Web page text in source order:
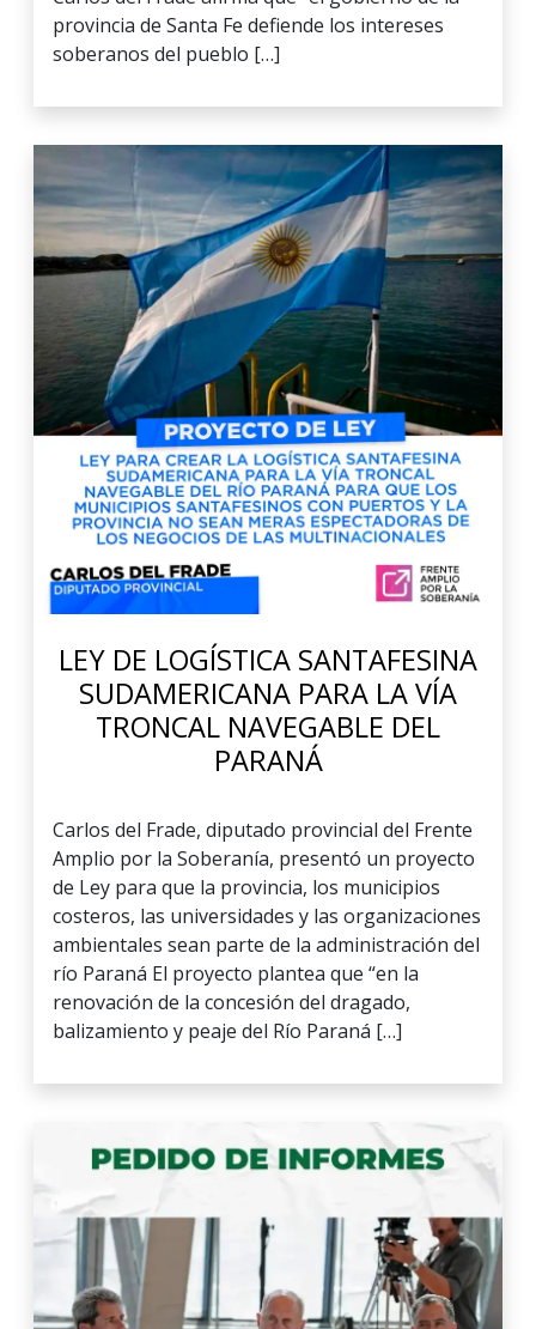
provincia de Santa Fe defiende los intereses
soberanos del pueblo […]
LEY DE LOGÍSTICA SANTAFESINA
SUDAMERICANA PARA LA VÍA
TRONCAL NAVEGABLE DEL
PARANÁ
Carlos del Frade, diputado provincial del Frente
Amplio por la Soberanía, presentó un proyecto
de Ley para que la provincia, los municipios
costeros, las universidades y las organizaciones
ambientales sean parte de la administración del
río Paraná El proyecto plantea que “en la
renovación de la concesión del dragado,
balizamiento y peaje del Río Paraná […]